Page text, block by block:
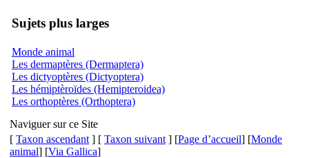
Sujets plus larges
Monde animal
Les dermaptères (Dermaptera)
Les dictyoptères (Dictyoptera)
Les hémiptèroïdes (Hemipteroidea)
Les orthoptères (Orthoptera)
Naviguer sur ce Site
[ Taxon ascendant ] [ Taxon suivant ] [Page d’accueil] [Monde
animal] [Via Gallica]